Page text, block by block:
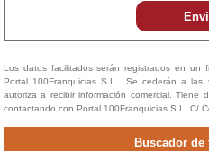
Los datos facilitados serán registrados en un
Portal 100Franquicias S.L.. Se cederán a
autoriza a recibir información comercial. Tiene
contactando con Portal 100Franquicias S.L. C/
Buscador